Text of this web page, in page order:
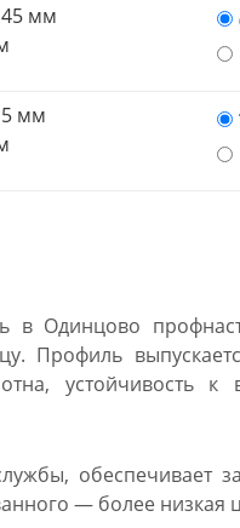
мм
мм
в Одинцово
Профиль
обеспечивает
— более низкая